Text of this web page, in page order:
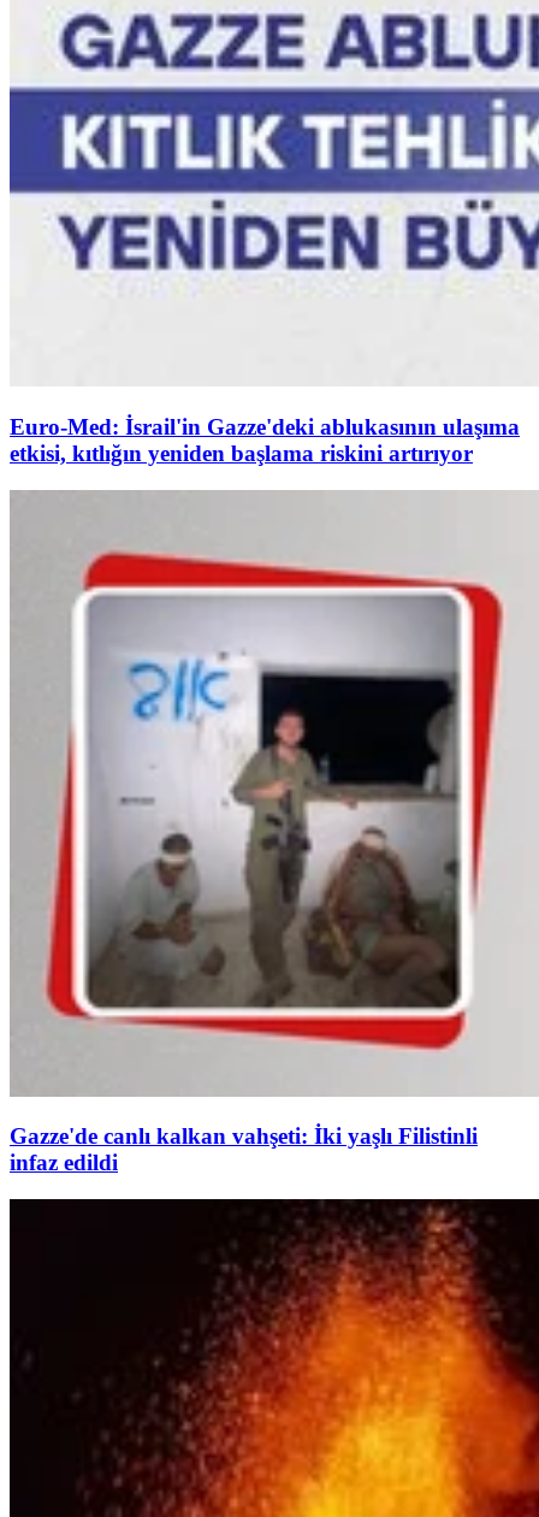
Euro-Med: İsrail'in Gazze'deki ablukasının ulaşıma
etkisi, kıtlığın yeniden başlama riskini artırıyor
Gazze'de canlı kalkan vahşeti: İki yaşlı Filistinli
infaz edildi